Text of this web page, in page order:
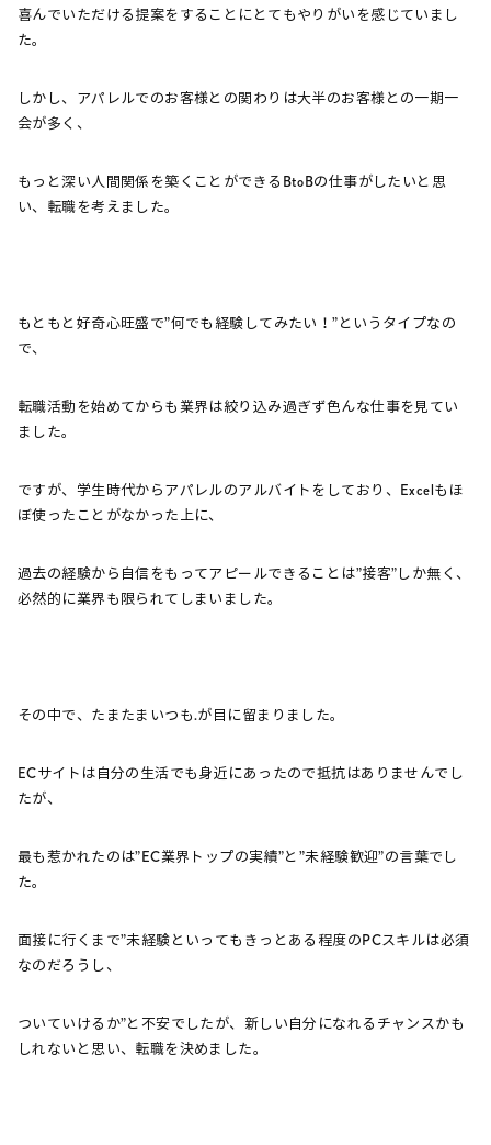
喜んでいただける提案をすることにとてもやりがいを感じていまし
た。
しかし、アパレルでのお客様との関わりは大半のお客様との一期一
会が多く、
もっと深い人間関係を築くことができるBtoBの仕事がしたいと思
い、転職を考えました。
もともと好奇心旺盛で”何でも経験してみたい！”というタイプなの
で、
転職活動を始めてからも業界は絞り込み過ぎず色んな仕事を見てい
ました。
ですが、学生時代からアパレルのアルバイトをしており、Excelもほ
ぼ使ったことがなかった上に、
過去の経験から自信をもってアピールできることは”接客”しか無く、
必然的に業界も限られてしまいました。
その中で、たまたまいつも.が目に留まりました。
ECサイトは自分の生活でも身近にあったので抵抗はありませんでし
たが、
最も惹かれたのは”EC業界トップの実績”と”未経験歓迎”の言葉でし
た。
面接に行くまで”未経験といってもきっとある程度のPCスキルは必須
なのだろうし、
ついていけるか”と不安でしたが、新しい自分になれるチャンスかも
しれないと思い、転職を決めました。